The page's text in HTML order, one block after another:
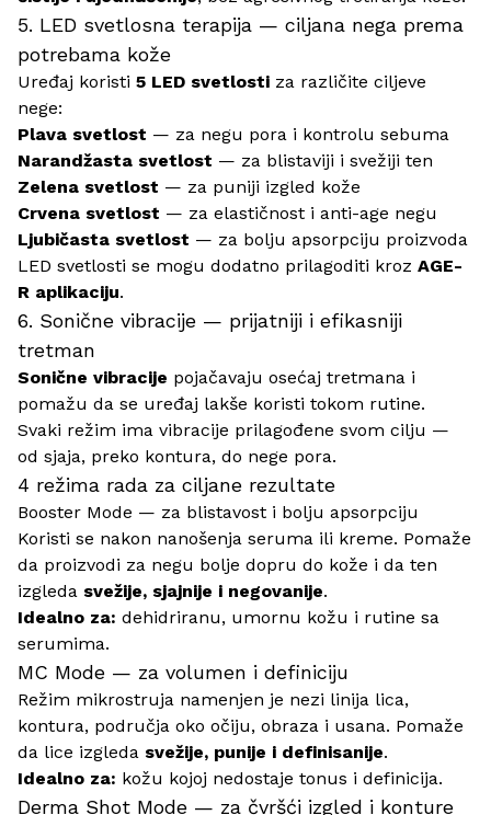
5. LED svetlosna terapija — ciljana nega prema
potrebama kože
Uređaj koristi 5 LED svetlosti za različite ciljeve
nege:
Plava svetlost — za negu pora i kontrolu sebuma
Narandžasta svetlost — za blistaviji i svežiji ten
Zelena svetlost — za puniji izgled kože
Crvena svetlost — za elastičnost i anti-age negu
Ljubičasta svetlost — za bolju apsorpciju proizvoda
LED svetlosti se mogu dodatno prilagoditi kroz AGE-
R aplikaciju.
6. Sonične vibracije — prijatniji i efikasniji
tretman
Sonične vibracije pojačavaju osećaj tretmana i
pomažu da se uređaj lakše koristi tokom rutine.
Svaki režim ima vibracije prilagođene svom cilju —
od sjaja, preko kontura, do nege pora.
4 režima rada za ciljane rezultate
Booster Mode — za blistavost i bolju apsorpciju
Koristi se nakon nanošenja seruma ili kreme. Pomaže
da proizvodi za negu bolje dopru do kože i da ten
izgleda svežije, sjajnije i negovanije.
Idealno za: dehidriranu, umornu kožu i rutine sa
serumima.
MC Mode — za volumen i definiciju
Režim mikrostruja namenjen je nezi linija lica,
kontura, područja oko očiju, obraza i usana. Pomaže
da lice izgleda svežije, punije i definisanije.
Idealno za: kožu kojoj nedostaje tonus i definicija.
Derma Shot Mode — za čvršći izgled i konture